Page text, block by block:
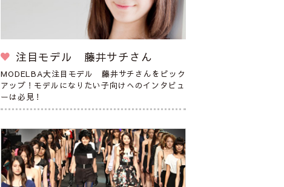
注目モデル 藤井サチさん
MODELBA大注目モデル 藤井サチさんをピック
アップ！モデルになりたい子向けへのインタビュ
ーは必見！